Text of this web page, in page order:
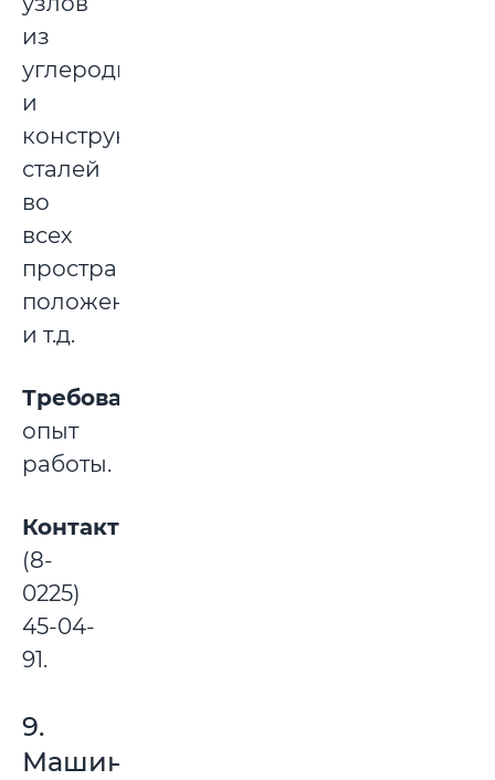
из
углеродистых
и
конструкционных
сталей
во
всех
пространственных
положениях
и т.д.
Требования:
опыт
работы.
Контакты:
(8-
0225)
45-04-
91.
9.
Машинист